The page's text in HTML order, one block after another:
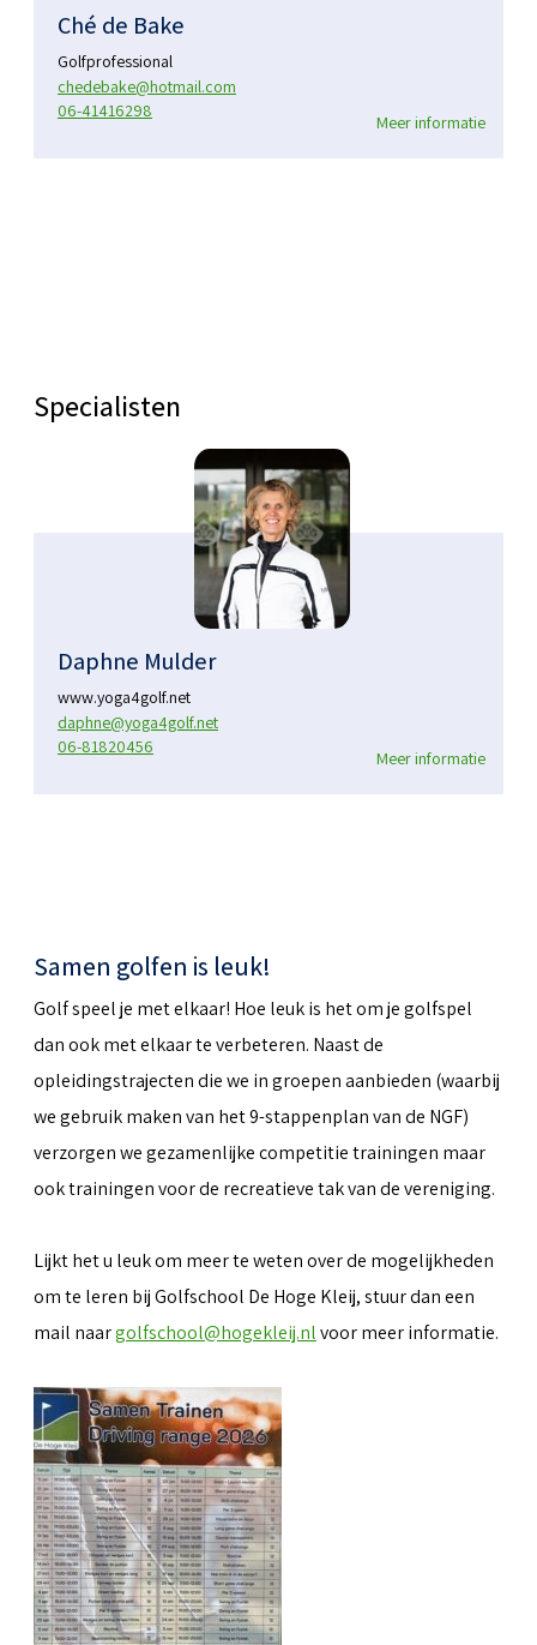
Ché de Bake
Golfprofessional
chedebake@hotmail.com
06-41416298
Meer informatie
Specialisten
Daphne Mulder
www.yoga4golf.net
daphne@yoga4golf.net
06-81820456
Meer informatie
Samen golfen is leuk!
Golf speel je met elkaar! Hoe leuk is het om je golfspel
dan ook met elkaar te verbeteren. Naast de
opleidingstrajecten die we in groepen aanbieden (waarbij
we gebruik maken van het 9-stappenplan van de NGF)
verzorgen we gezamenlijke competitie trainingen maar
ook trainingen voor de recreatieve tak van de vereniging.
Lijkt het u leuk om meer te weten over de mogelijkheden
om te leren bij Golfschool De Hoge Kleij, stuur dan een
mail naargolfschool@hogekleij.nlvoor meer informatie.